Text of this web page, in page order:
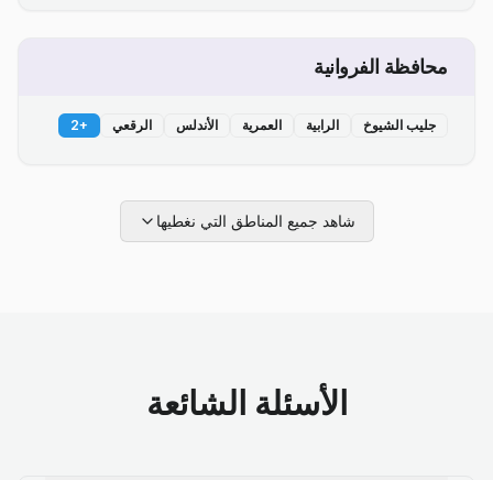
محافظة الفروانية
جليب الشيوخ الرابية العمرية الأندلس الرقعي +
2
شاهد جميع المناطق التي نغطيها
الأسئلة الشائعة